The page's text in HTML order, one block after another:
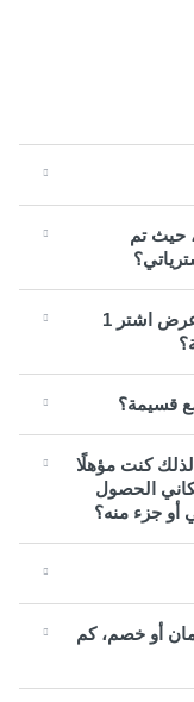
حيث تم
ماذا لو كنت أريد إرجاع منتج كان جزءًا من عرض اشتر 1
قسيمة؟
ريال أو أكثر، لذلك كنت مؤهلًا
الحصول
جزء منه؟
أو خصم، كم